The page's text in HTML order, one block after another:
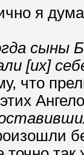
я
сыны
[их]
что